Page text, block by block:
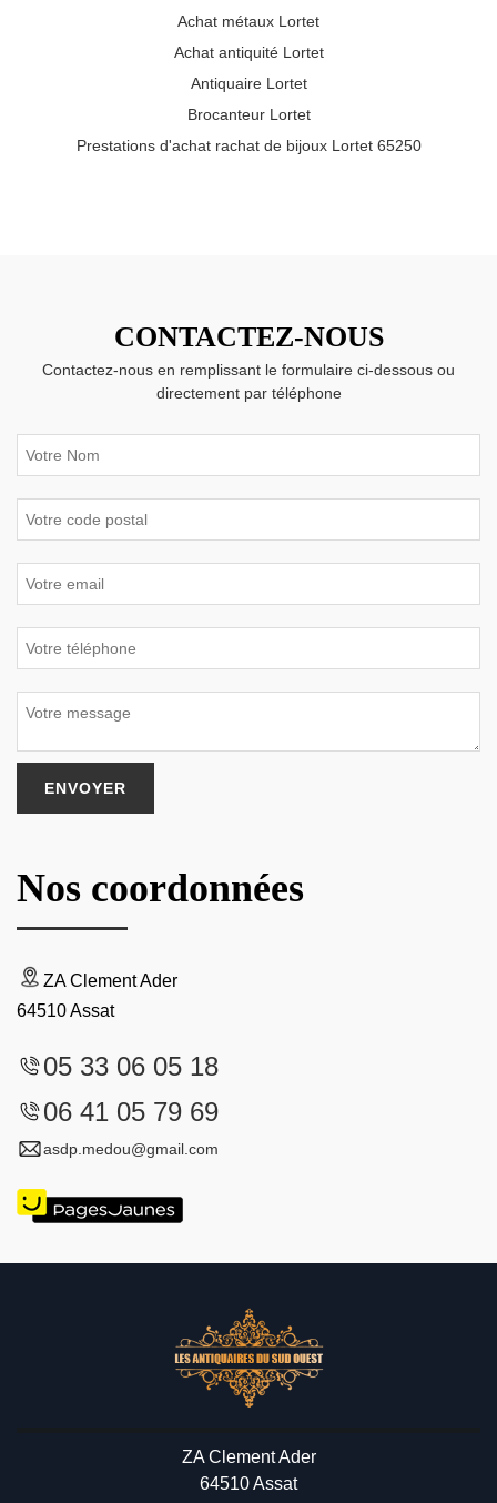
Achat métaux Lortet
Achat antiquité Lortet
Antiquaire Lortet
Brocanteur Lortet
Prestations d'achat rachat de bijoux Lortet 65250
CONTACTEZ-NOUS
Contactez-nous en remplissant le formulaire ci-dessous ou
directement par téléphone
Nos coordonnées
ZA Clement Ader
64510 Assat
05 33 06 05 18
06 41 05 79 69
asdp.medou@gmail.com
ZA Clement Ader
64510 Assat